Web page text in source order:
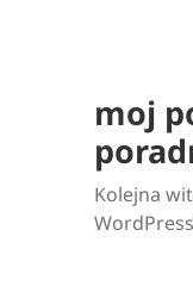
moj
Kolejna